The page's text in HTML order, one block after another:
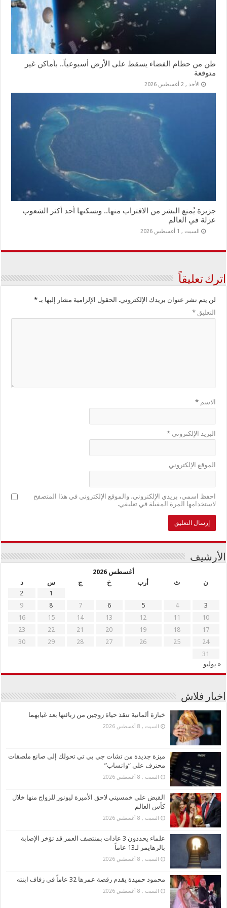
طن من حطام الفضاء يسقط على الأرض أسبوعياً.. بأماكن غير
متوقعة
الأحد , 2 أغسطس 2026
جزيرة يُمنع البشر من الاقتراب منها.. ويسكنها أحد أكثر الشعوب
عزلة في العالم
السبت , 1 أغسطس 2026
اترك تعليقاً
لن يتم نشر عنوان بريدك الإلكتروني. الحقول الإلزامية مشار إليها بـ*
التعليق*
الاسم*
البريد الإلكتروني*
الموقع الإلكتروني
احفظ اسمي، بريدي الإلكتروني، والموقع الإلكتروني في هذا المتصفح
لاستخدامها المرة المقبلة في تعليقي.
الأرشيف
أغسطس 2026
ن
ث أرب خ ج س
د
1
2
3
4
5
6
7
8
9
10
11
12
13
14
15
16
17
18
19
20
21
22
23
24
25
26
27
28
29
30
31
« يوليو
اخبار فلاش
خبازة ألمانية تنقذ حياة زوجين من زبائنها بعد غيابهما
السبت , 8 أغسطس 2026
ميزة جديدة من تشات جي بي تي تحولك إلى صانع ملصقات
محترف على “واتساب”
السبت , 8 أغسطس 2026
القبض على خمسيني لاحق الأميرة ليونور للزواج منها خلال
كأس العالم
السبت , 8 أغسطس 2026
علماء يحددون 3 عادات بمنتصف العمر قد تؤخر الإصابة
بالزهايمر لـ13 عاماً
السبت , 8 أغسطس 2026
محمود حميدة يقدم رقصة عمرها 32 عاماً في زفاف ابنته
السبت , 8 أغسطس 2026